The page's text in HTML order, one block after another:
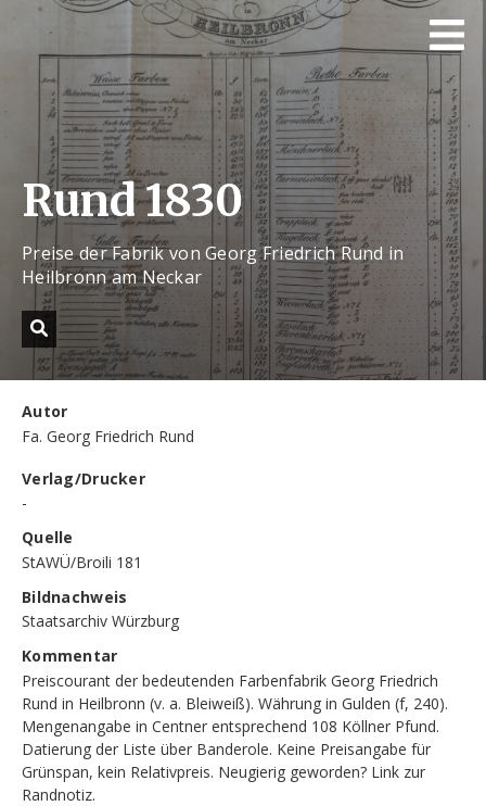
Rund 1830
Preise der Fabrik von Georg Friedrich Rund in
Heilbronn am Neckar
Autor
Fa. Georg Friedrich Rund
Verlag/Drucker
-
Quelle
StAWÜ/Broili 181
Bildnachweis
Staatsarchiv Würzburg
Kommentar
Preiscourant der bedeutenden Farbenfabrik Georg Friedrich
Rund in Heilbronn (v. a. Bleiweiß). Währung in Gulden (f, 240).
Mengenangabe in Centner entsprechend 108 Köllner Pfund.
Datierung der Liste über Banderole. Keine Preisangabe für
Grünspan, kein Relativpreis. Neugierig geworden? Link zur
Randnotiz.